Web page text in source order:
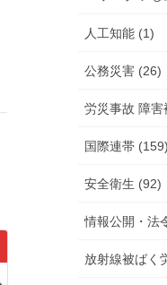
人工知能 (1)
公務災害 (26)
労災事故 障
国際連帯 (159)
安全衛生 (92)
情報公開・法
放射線被ばく